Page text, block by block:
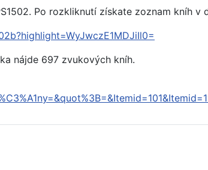
Po rozkliknutí získate zoznam kníh v
nájde 697 zvukových kníh.